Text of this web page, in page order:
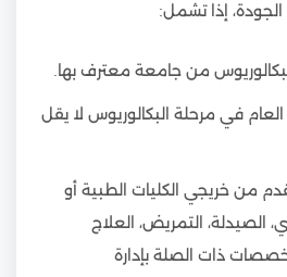
الجودة، إذا تشمل:
من جامعة معترف بها.
في مرحلة البكالوريوس لا يقل
من خريجي الكليات الطبية أو
الصيدلة، التمريض، العلاج
ذات الصلة بإدارة